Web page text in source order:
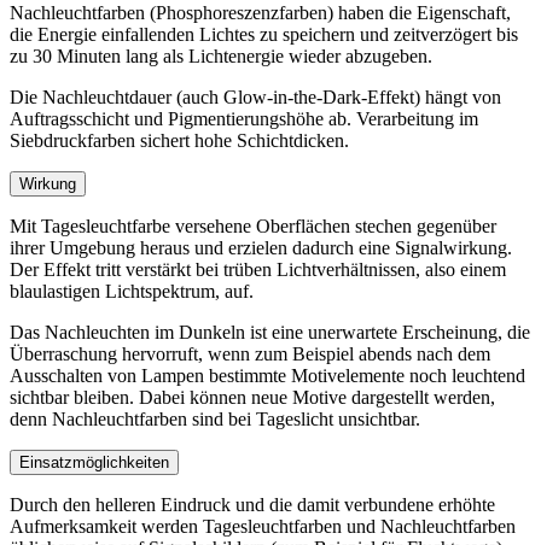
Nachleuchtfarben (Phosphoreszenzfarben) haben die Eigenschaft,
die Energie einfallenden Lichtes zu speichern und zeitverzögert bis
zu 30 Minuten lang als Lichtenergie wieder abzugeben.
Die Nachleuchtdauer (auch Glow-in-the-Dark-Effekt) hängt von
Auftragsschicht und Pigmentierungshöhe ab. Verarbeitung im
Siebdruckfarben sichert hohe Schichtdicken.
Wirkung
Mit Tagesleuchtfarbe versehene Oberflächen stechen gegenüber
ihrer Umgebung heraus und erzielen dadurch eine Signalwirkung.
Der Effekt tritt verstärkt bei trüben Lichtverhältnissen, also einem
blaulastigen Lichtspektrum, auf.
Das Nachleuchten im Dunkeln ist eine unerwartete Erscheinung, die
Überraschung hervorruft, wenn zum Beispiel abends nach dem
Ausschalten von Lampen bestimmte Motivelemente noch leuchtend
sichtbar bleiben. Dabei können neue Motive dargestellt werden,
denn Nachleuchtfarben sind bei Tageslicht unsichtbar.
Einsatzmöglichkeiten
Durch den helleren Eindruck und die damit verbundene erhöhte
Aufmerksamkeit werden Tagesleuchtfarben und Nachleuchtfarben